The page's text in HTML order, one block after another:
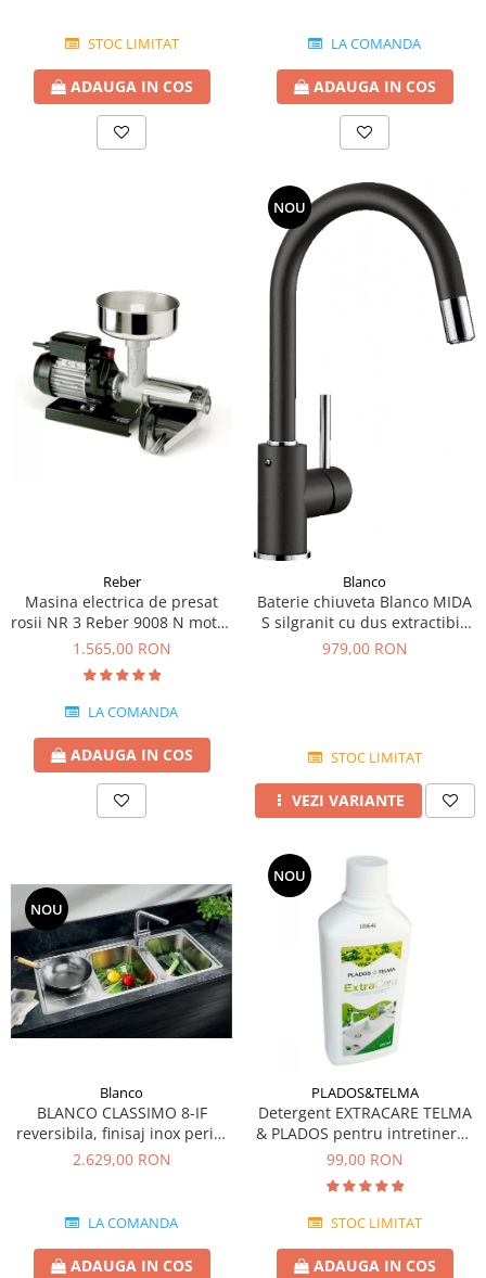
STOC LIMITAT
ADAUGA IN COS
LA COMANDA
ADAUGA IN COS
Reber
Masina electrica de presat
rosii NR 3 Reber 9008 N motor
prin inductie de 400W
1.565,00 RON
LA COMANDA
ADAUGA IN COS
NOU
Blanco
Baterie chiuveta Blanco MIDA
S silgranit cu dus extractibil,
diferite culori
979,00 RON
STOC LIMITAT
VEZI VARIANTE
NOU
Blanco
BLANCO CLASSIMO 8-IF
reversibila, finisaj inox periat
si excentric
2.629,00 RON
LA COMANDA
ADAUGA IN COS
NOU
PLADOS&TELMA
Detergent EXTRACARE TELMA
& PLADOS pentru intretinerea
si curatarea chiuvetelor din
Granit
99,00 RON
STOC LIMITAT
ADAUGA IN COS